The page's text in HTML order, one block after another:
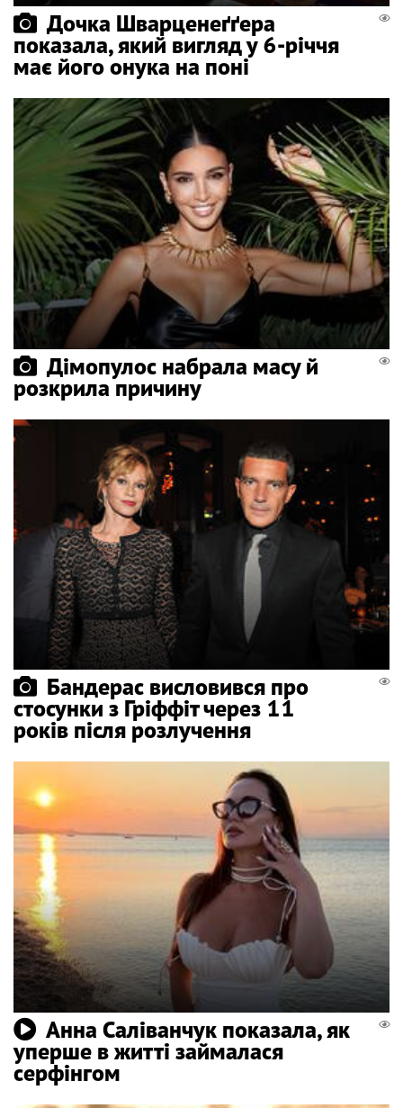
Дочка Шварценеґґера
показала, який вигляд у 6-річчя
має його онука на поні
Дімопулос набрала масу й
розкрила причину
Бандерас висловився про
стосунки з Гріффіт через 11
років після розлучення
Анна Саліванчук показала, як
уперше в житті займалася
серфінгом